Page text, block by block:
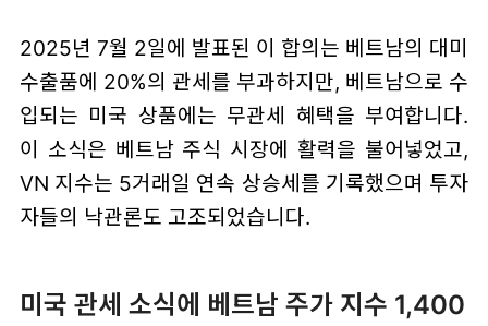
2025년 7월 2일에 발표된 이 합의는 베트남의 대미
수출품에 20%의 관세를 부과하지만, 베트남으로 수
입되는 미국 상품에는 무관세 혜택을 부여합니다.
이 소식은 베트남 주식 시장에 활력을 불어넣었고,
VN 지수는 5거래일 연속 상승세를 기록했으며 투자
자들의 낙관론도 고조되었습니다.
미국 관세 소식에 베트남 주가 지수 1,400